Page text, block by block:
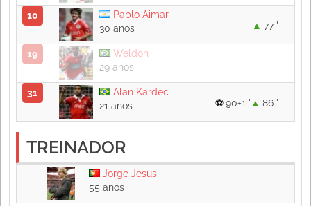
10
Pablo Aimar
30 anos
77 '
19
Weldon
29 anos
31
Alan Kardec
21 anos
86 '
90+1 '
TREINADOR
Jorge Jesus
55 anos